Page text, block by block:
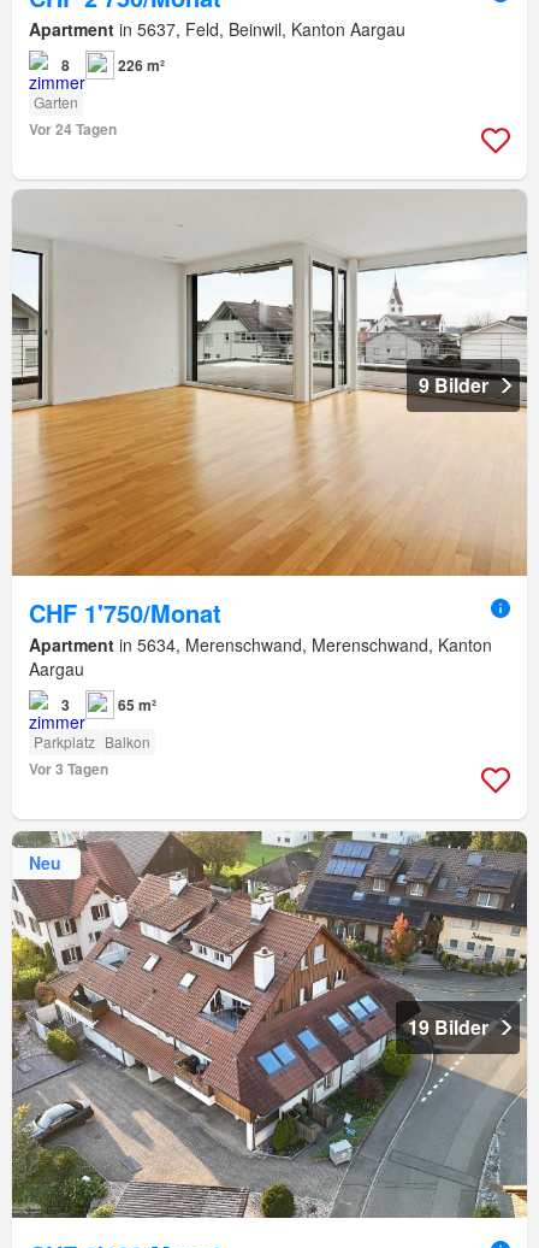
Apartment in 5637, Feld, Beinwil, Kanton Aargau
8 226 m²
Garten
Vor 24 Tagen
9 Bilder
CHF 1'750/Monat
Apartment in 5634, Merenschwand, Merenschwand, Kanton
Aargau
3 65 m²
Parkplatz Balkon
Vor 3 Tagen
Neu
19 Bilder